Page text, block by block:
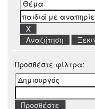
Προσθέστε φίλτρα: